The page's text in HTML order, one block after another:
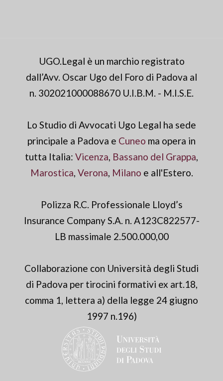
UGO.Legal è un marchio registrato
dall’Avv. Oscar Ugo del Foro di Padova al
n. 302021000088670 U.I.B.M. - M.I.S.E.
Lo Studio di Avvocati Ugo Legal ha sede
principale a Padova e Cuneo ma opera in
tutta Italia: Vicenza, Bassano del Grappa,
Marostica, Verona, Milano e all'Estero.
Polizza R.C. Professionale Lloyd’s
Insurance Company S.A. n. A123C822577-
LB massimale 2.500.000,00
Collaborazione con Università degli Studi
di Padova per tirocini formativi ex art.18,
comma 1, lettera a) della legge 24 giugno
1997 n.196)